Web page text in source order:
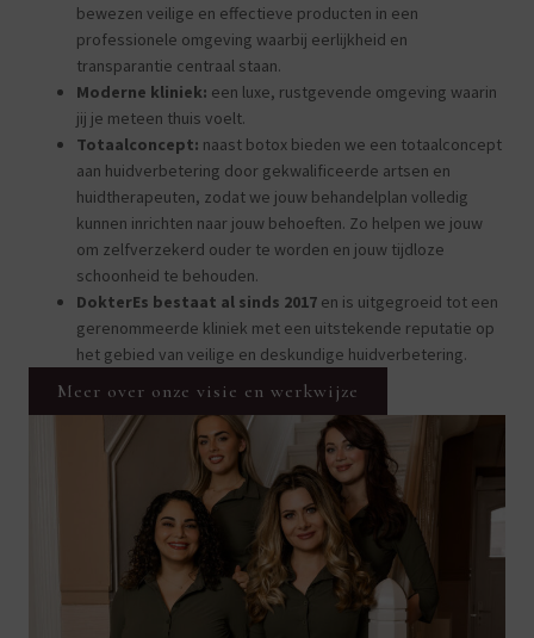
bewezen veilige en effectieve producten in een
professionele omgeving waarbij eerlijkheid en
transparantie centraal staan.
Moderne kliniek: een luxe, rustgevende omgeving waarin
jij je meteen thuis voelt.
Totaalconcept: naast botox bieden we een totaalconcept
aan huidverbetering door gekwalificeerde artsen en
huidtherapeuten, zodat we jouw behandelplan volledig
kunnen inrichten naar jouw behoeften. Zo helpen we jouw
om zelfverzekerd ouder te worden en jouw tijdloze
schoonheid te behouden.
DokterEs bestaat al sinds 2017 en is uitgegroeid tot een
gerenommeerde kliniek met een uitstekende reputatie op
het gebied van veilige en deskundige huidverbetering.
Meer over onze visie en werkwijze